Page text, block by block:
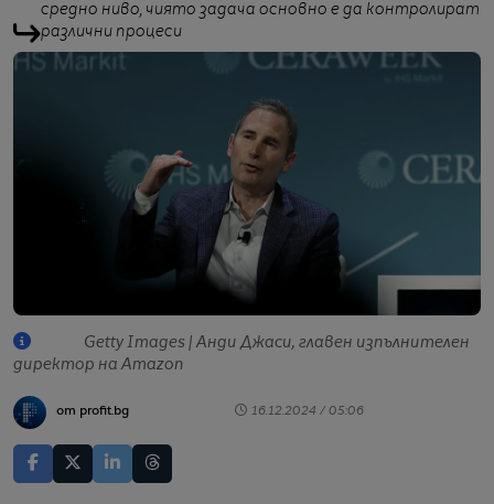
средно ниво, чиято задача основно е да контролират
различни процеси
Getty Images | Анди Джаси, главен изпълнителен
директор на Amazon
от profit.bg 16.12.2024 / 05:06